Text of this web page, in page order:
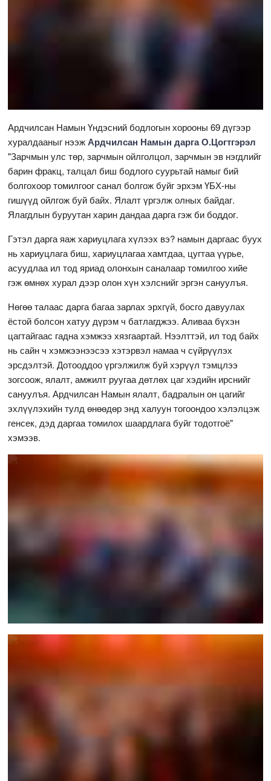
Ардчилсан Намын Үндэсний бодлогын хорооны 69 дүгээр
хуралдааныг нээжАрдчилсан Намын дарга О.Цогтгэрэл
"Зарчмын улс төр, зарчмын ойлголцол, зарчмын эв нэгдлийг
барин фракц, талцал биш бодлого суурьтай намыг бий
болгохоор томилгоог санал болгож буйг эрхэм ҮБХ-ны
гишүүд ойлгож буй байх. Ялалт үргэлж олных байдаг.
Ялагдлын буруутан харин дандаа дарга гэж би боддог.
Гэтэл дарга яаж хариуцлага хүлээх вэ? намын даргаас буух
нь хариуцлага биш, хариуцлагаа хамтдаа, цугтаа үүрье,
асуудлаа ил тод яриад олонхын саналаар томилгоо хийе
гэж өмнөх хурал дээр олон хүн хэлснийг эргэн сануулъя.
Нөгөө талаас дарга багаа зарлах эрхгүй, босго давуулах
ёстой болсон хатуу дүрэм ч батлагджээ. Аливаа бүхэн
цагтайгаас гадна хэмжээ хязгаартай. Нээлттэй, ил тод байх
нь сайн ч хэмжээнээсээ хэтэрвэл намаа ч сүйрүүлэх
эрсдэлтэй. Дотооддоо үргэлжилж буй хэрүүл тэмцлээ
зогсоож, ялалт, амжилт руугаа дөтлөх цаг хэдийн ирснийг
сануулъя. Ардчилсан Намын ялалт, бадралын он цагийг
эхлүүлэхийн тулд өнөөдөр энд халуун тогоондоо хэлэлцэж
генсек, дэд даргаа томилох шаардлага буйг тодотгоё"
хэмээв.